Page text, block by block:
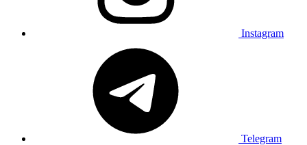
Instagram
Telegram